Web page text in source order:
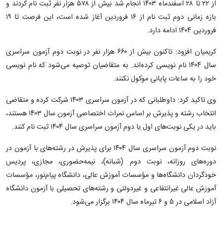
از ۲۲ تا ۲۸ اسفندماه ۱۴۰۳ انجام شد بیش از ۵۷۸ هزار نفر ثبت نام کردند و
بازه زمانی دوم ثبت نام از ۱۶ فروردین آغاز شده است، این فرصت تا ۱۹
فروردین ۱۴۰۴ ادامه دارد.
کریمیان افزود: تاکنون بیش از ۶۶۰ هزار نفر در نوبت دوم آزمون سراسری
سال ۱۴۰۴ نام نویسی کرده‌اند. به متقاضیان توصیه می‌شود که نام نویسی
خود را به ساعات پایانی موکول نکنند.
وی تاکید کرد: داوطلبانی که در آزمون سراسری ۱۴۰۳ شرکت کرده و متقاضی
انتخاب رشته و پذیرش بر اساس نمرات اختصاصی آزمون سال ۱۴۰۳ هستند،
باید در یکی نوبت‌های اول یا دوم آزمون سراسری سال ۱۴۰۴ ثبت نام کنند.
نوبت دوم آزمون سراسری سال ۱۴۰۴ برای پذیرش در رشته‌های با آزمون در
دوره‌های روزانه، نوبت دوم (شبانه)، نیمه‌حضوری، مجازی، پردیس
خودگردان دانشگاه‌ها و مؤسسات آموزش عالی، دانشگاه پیام‌نور، مؤسسات
آموزش عالی غیرانتفاعی و غیردولتی و رشته‌های تحصیلی با آزمون دانشگاه
آزاد اسلامی در ۵ و ۶ تیرماه سال ۱۴۰۴ برگزار می‌شود.